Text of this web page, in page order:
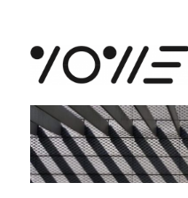
vowe dot net